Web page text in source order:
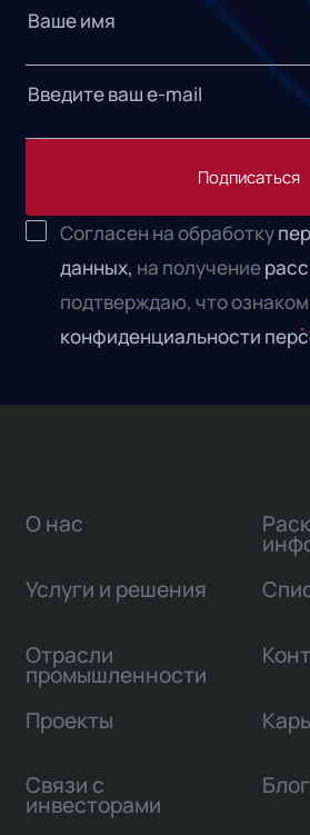
Подписаться
Согласен на обработку
данных, на получение
подтверждаю, что
конфиденциальности
О нас
Услуги и решения
Отрасли
промышленности
Проекты
Связи с
инвесторами
Блог